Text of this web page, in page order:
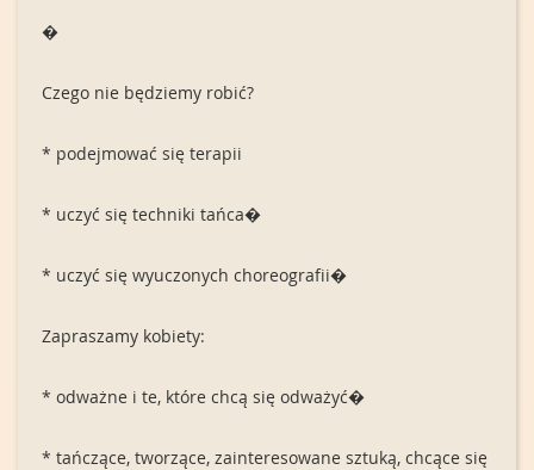
�
Czego nie będziemy robić?
* podejmować się terapii
* uczyć się techniki tańca�
* uczyć się wyuczonych choreografii�
Zapraszamy kobiety:
* odważne i te, które chcą się odważyć�
* tańczące, tworzące, zainteresowane sztuką, chcące się